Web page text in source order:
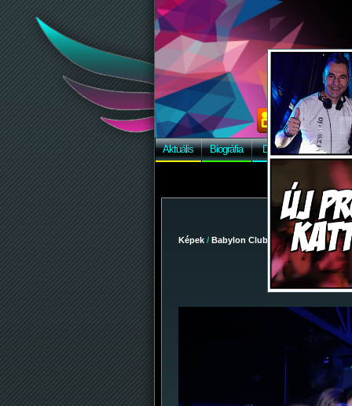
Aktuális Biográfia Discográfia Képek
Képek / Babylon Club /2009-09-22 -